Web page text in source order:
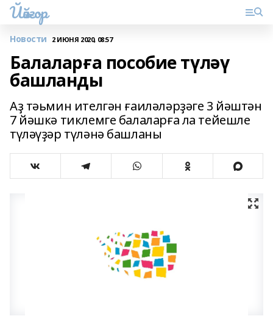
Йәйғор
Новости 2 ИЮНЯ 2020, 08:57
Балаларға пособие түләү
башланды
Аҙ тәьмин ителгән ғаиләләрҙәге 3 йәштән
7 йәшкә тиклемге балаларға ла тейешле
түләүҙәр түләнә башланы